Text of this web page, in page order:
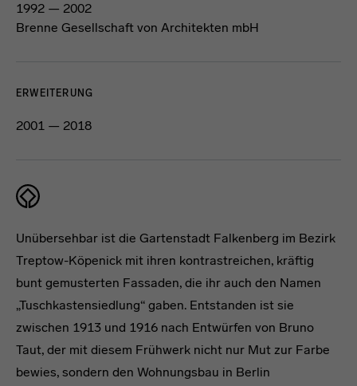
1992 — 2002
Brenne Gesellschaft von Architekten mbH
ERWEITERUNG
2001 — 2018
Unübersehbar ist die Gartenstadt Falkenberg im Bezirk
Treptow-Köpenick mit ihren kontrastreichen, kräftig
bunt gemusterten Fassaden, die ihr auch den Namen
„Tuschkastensiedlung“ gaben. Entstanden ist sie
zwischen 1913 und 1916 nach Entwürfen von Bruno
Taut, der mit diesem Frühwerk nicht nur Mut zur Farbe
bewies, sondern den Wohnungsbau in Berlin